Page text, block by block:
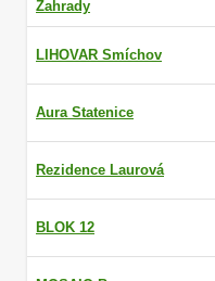
Zahrady
LIHOVAR Smíchov
Aura Statenice
Rezidence Laurová
BLOK 12